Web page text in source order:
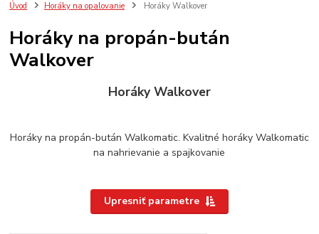
Úvod Horáky na opalovanie Horáky Walkover
Horáky na propán-bután
Walkover
Horáky Walkover
Horáky na propán-bután Walkomatic. Kvalitné horáky Walkomatic
na nahrievanie a spajkovanie
Upresniť parametre